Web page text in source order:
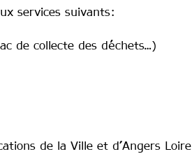
services suivants:
de collecte des déchets…)
de la Ville et d’Angers Loire